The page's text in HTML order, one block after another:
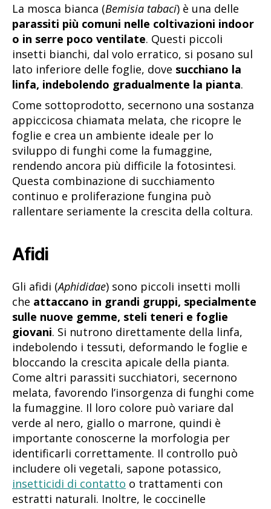
La mosca bianca (Bemisia tabaci) è una delle
parassiti più comuni nelle coltivazioni indoor
o in serre poco ventilate. Questi piccoli
insetti bianchi, dal volo erratico, si posano sul
lato inferiore delle foglie, dove succhiano la
linfa, indebolendo gradualmente la pianta.
Come sottoprodotto, secernono una sostanza
appiccicosa chiamata melata, che ricopre le
foglie e crea un ambiente ideale per lo
sviluppo di funghi come la fumaggine,
rendendo ancora più difficile la fotosintesi.
Questa combinazione di succhiamento
continuo e proliferazione fungina può
rallentare seriamente la crescita della coltura.
Afidi
Gli afidi (Aphididae) sono piccoli insetti molli
che attaccano in grandi gruppi, specialmente
sulle nuove gemme, steli teneri e foglie
giovani. Si nutrono direttamente della linfa,
indebolendo i tessuti, deformando le foglie e
bloccando la crescita apicale della pianta.
Come altri parassiti succhiatori, secernono
melata, favorendo l’insorgenza di funghi come
la fumaggine. Il loro colore può variare dal
verde al nero, giallo o marrone, quindi è
importante conoscerne la morfologia per
identificarli correttamente. Il controllo può
includere oli vegetali, sapone potassico,
insetticidi di contatto o trattamenti con
estratti naturali. Inoltre, le coccinelle